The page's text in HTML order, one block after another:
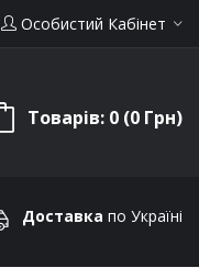
Особистий Кабінет
Товарів: 0 (0 Грн)
Доставка по Україні